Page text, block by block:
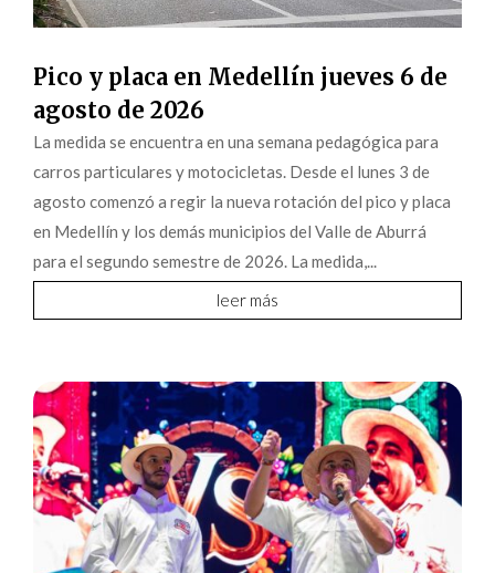
Pico y placa en Medellín jueves 6 de
agosto de 2026
La medida se encuentra en una semana pedagógica para
carros particulares y motocicletas. Desde el lunes 3 de
agosto comenzó a regir la nueva rotación del pico y placa
en Medellín y los demás municipios del Valle de Aburrá
para el segundo semestre de 2026. La medida,...
leer más